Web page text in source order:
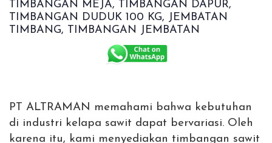
PT ALTRAMAN memahami bahwa kebutuhan
di industri kelapa sawit dapat bervariasi. Oleh
karena itu, kami menyediakan timbangan sawit